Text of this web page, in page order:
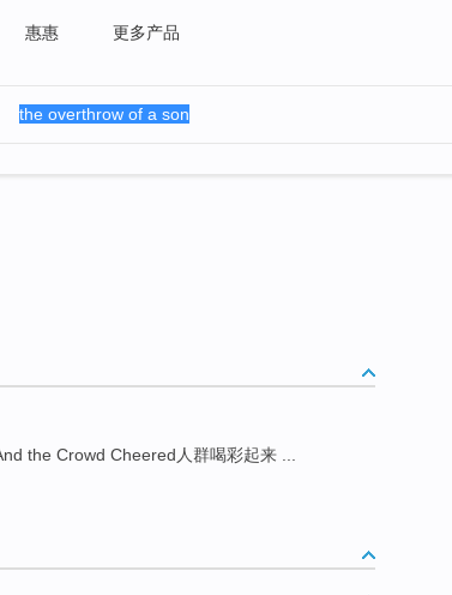
惠惠 更多产品
the Crowd Cheered人群喝彩起来 ...